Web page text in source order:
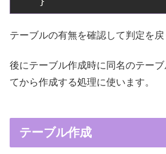
テーブルの有無を確認して判定を戻
後にテーブル作成時に同名のテー
てから作成する処理に使います。
テーブル作成